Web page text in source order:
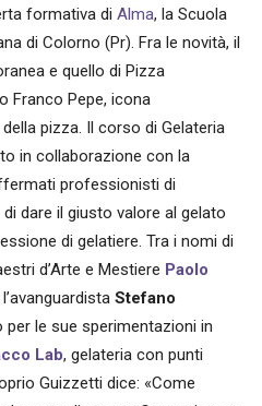
formativa di Alma, la Scuola
di Colorno (Pr). Fra le novità, il
e quello di Pizza
Franco Pepe, icona
pizza. Il corso di Gelateria
in collaborazione con la
professionisti di
dare il giusto valore al gelato
di gelatiere. Tra i nomi di
d’Arte e Mestiere Paolo
l’avanguardista Stefano
per le sue sperimentazioni in
Lab, gelateria con punti
Guizzetti dice: «Come